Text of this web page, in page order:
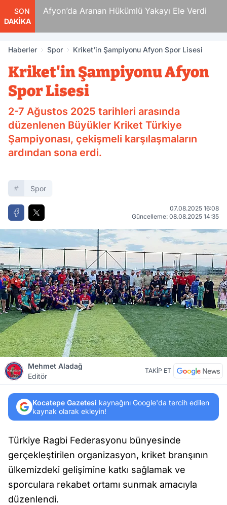
SON
DAKİKA
Afyon’da Aranan Hükümlü Yakayı Ele Verdi
Haberler Spor Kriket'in Şampiyonu Afyon Spor Lisesi
Kriket'in Şampiyonu Afyon
Spor Lisesi
2-7 Ağustos 2025 tarihleri arasında
düzenlenen Büyükler Kriket Türkiye
Şampiyonası, çekişmeli karşılaşmaların
ardından sona erdi.
Spor
07.08.2025 16:08
Güncelleme: 08.08.2025 14:35
Mehmet Aladağ
Editör
TAKİP ET
Kocatepe Gazetesi kaynağını Google'da tercih edilen
kaynak olarak ekleyin!
Türkiye Ragbi Federasyonu bünyesinde
gerçekleştirilen organizasyon, kriket branşının
ülkemizdeki gelişimine katkı sağlamak ve
sporculara rekabet ortamı sunmak amacıyla
düzenlendi.